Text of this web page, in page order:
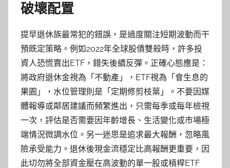
破壞配置
提早退休族最常犯的錯誤，是過度關注短期波動而干
預既定策略。例如2022年全球股債雙殺時，許多投
資人恐慌賣出ETF，錯失後續反彈。正確心態應是：
將政府退休金視為「不動產」，ETF視為「會生息的
果園」，水位管理則是「定期修剪枝葉」。不要因媒
體報導或鄰居建議而頻繁進出，只需每季或每年檢視
一次，評估是否需要因年齡增長、生活變化或市場極
端情況微調水位。另一迷思是追求最大報酬，忽略風
險承受能力。退休後現金流穩定比高報酬更重要，因
此切勿將全部資金壓在高波動的單一股或槓桿ETF